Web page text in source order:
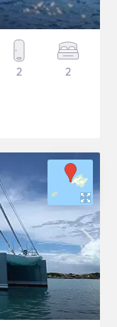
2 2